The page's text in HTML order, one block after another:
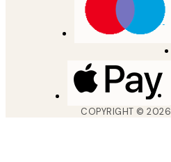
COPYRIGHT ©2026